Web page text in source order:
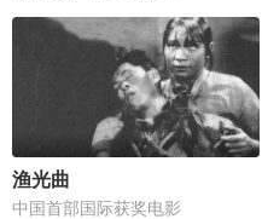
渔光曲
中国首部国际获奖电影